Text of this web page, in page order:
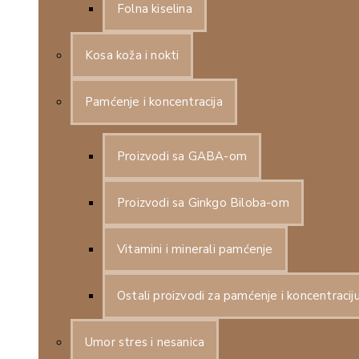
Folna kiselina
Kosa koža i nokti
Pamćenje i koncentracija
Proizvodi sa GABA-om
Proizvodi sa Ginkgo Biloba-om
Vitamini i minerali pamćenje
Ostali proizvodi za pamćenje i
Umor stres i nesanica